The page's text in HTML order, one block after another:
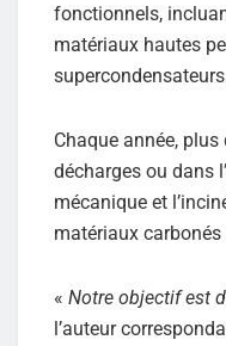
fonctionnels,
matériaux hautes
Chaque année,
décharges ou dans
mécanique et
matériaux
« Notre objectif est
l’auteur